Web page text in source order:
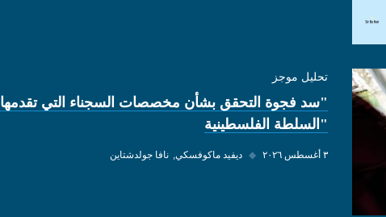
تحليل موجز
"سد فجوة التحقق بشأن مخصصات السجناء التي تقدمها
"السلطة الفلسطينية
٣ أغسطس ٢٠٢٦ ◆ ديفيد ماكوفسكي نافا جولدشتاين